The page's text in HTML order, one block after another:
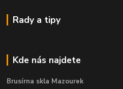
Rady a tipy
Kde nás najdete
Brusírna skla Mazourek